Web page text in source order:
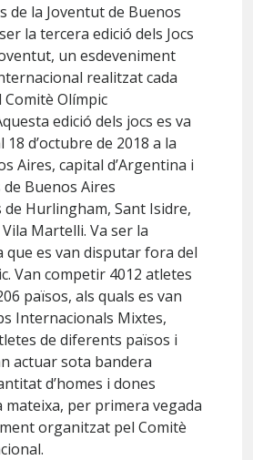
de la Joventut de Buenos
la tercera edició dels Jocs
un esdeveniment
realitzat cada
Olímpic
edició dels jocs es va
d’octubre de 2018 a la
Aires, capital d’Argentina i
Buenos Aires
Hurlingham, Sant Isidre,
Martelli. Va ser la
que es van disputar fora del
Van competir 4012 atletes
països, als quals es van
Internacionals Mixtes,
de diferents països i
actuar sota bandera
d’homes i dones
mateixa, per primera vegada
organitzat pel Comitè